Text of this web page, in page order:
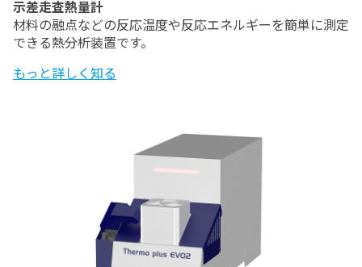
示差走査熱量計
材料の融点などの反応温度や反応エネルギーを簡単に測定
できる熱分析装置です。
もっと詳しく知る